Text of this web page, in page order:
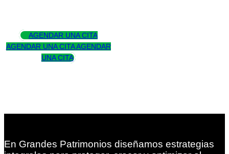
AGENDAR UNA CITA
AGENDAR UNA CITA AGENDAR
UNA CITA
En Grandes Patrimonios diseñamos estrategias